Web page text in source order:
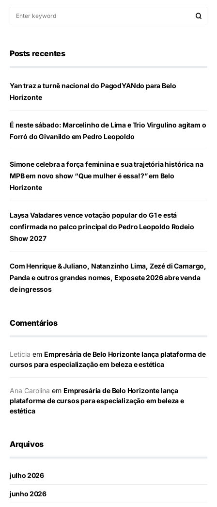
Posts recentes
Yan traz a turnê nacional do PagodYANdo para Belo
Horizonte
É neste sábado: Marcelinho de Lima e Trio Virgulino agitam o
Forró do Givanildo em Pedro Leopoldo
Simone celebra a força feminina e sua trajetória histórica na
MPB em novo show “Que mulher é essa!?” em Belo
Horizonte
Laysa Valadares vence votação popular do G1 e está
confirmada no palco principal do Pedro Leopoldo Rodeio
Show 2027
Com Henrique & Juliano, Natanzinho Lima, Zezé di Camargo,
Panda e outros grandes nomes, Exposete 2026 abre venda
de ingressos
Comentários
Leticia em Empresária de Belo Horizonte lança plataforma de
cursos para especialização em beleza e estética
Ana Carolina em Empresária de Belo Horizonte lança
plataforma de cursos para especialização em beleza e
estética
Arquivos
julho 2026
junho 2026